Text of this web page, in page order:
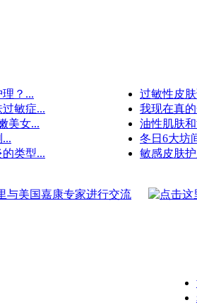
？... 过敏性皮
敏症... 我现在真
美女... 油性肌肤
冬日6大坊
类型... 敏感皮肤